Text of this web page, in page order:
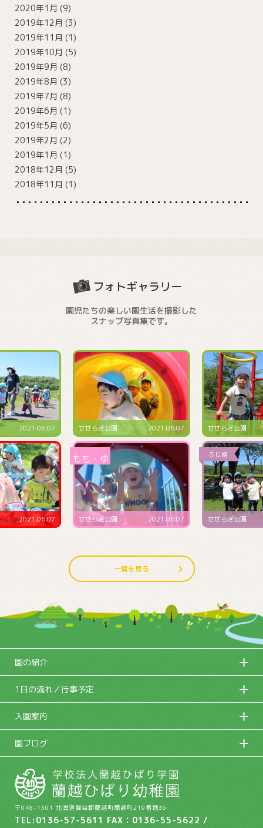
2020年1月 (9)
2019年12月 (3)
2019年11月 (1)
2019年10月 (5)
2019年9月 (8)
2019年8月 (3)
2019年7月 (8)
2019年6月 (1)
2019年5月 (6)
2019年2月 (2)
2019年1月 (1)
2018年12月 (5)
2018年11月 (1)
フォトギャラリー
園児たちの楽しい園生活を撮影した
スナップ写真集です。
2021.06.07
2021.06.07
せせらぎ公園 2021.06.07
せせらぎ公園 2021.06.07
預かり保育にて
4･5･6月生まれ誕
一覧を見る
園の紹介
1日の流れ／行事予定
入園案内
園ブログ
〒048-1301 北海道磯谷郡蘭越町蘭越町219番地36
TEL:0136-57-5611 FAX：0136-55-5622 /